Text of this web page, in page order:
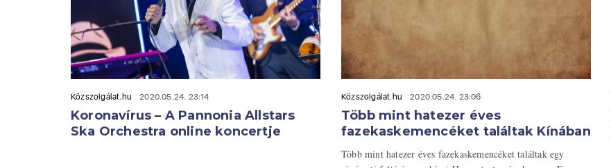
Közszolgálat.hu 2020.05.24. 23:14
Koronavírus – A Pannonia Allstars
Ska Orchestra online koncertje
Közszolgálat.hu 2020.05.24. 23:06
Több mint hatezer éves
fazekaskemencéket találtak Kínában
Több mint hatezer éves fazekaskemencéket találtak egy